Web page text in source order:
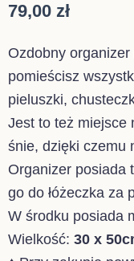
79,00 zł
Ozdobny organizer
pomieścisz
pieluszki,
Jest to też miejsce
śnie, dzięki czemu
Organizer posiada
go do łóżeczka za
W środku posiada
Wielkość: 30 x